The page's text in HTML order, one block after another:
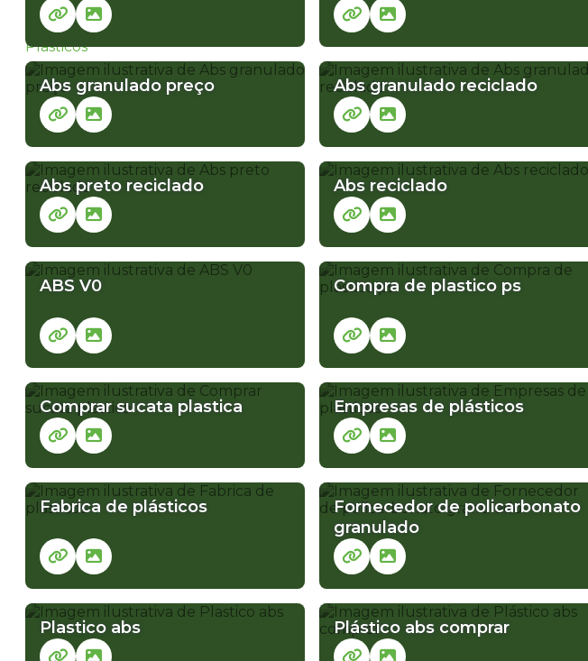
COMPRA DE POLIESTIRENO RECICLADO
FABRICA DE PLASTICO PP FABRICA DE PLÁSTICOS FORNECEDOR
GRANULADO DE ABS PLASTICO ABS PLÁSTICO ABS COMPRAR
PLASTICO PS PREÇO PLASTICO PS RECICLADO
PP GRANULADO PARA INJEÇÃO PP GRANULADO PREÇO PP GRANULADO
Abs granulado preço Abs granulado reciclado
Abs preto reciclado Abs reciclado
ABS V0 Compra de plastico ps
Comprar sucata plastica Empresas de plásticos
Fabrica de plásticos
Fornecedor de policarbonato
granulado
Plastico abs Plástico abs comprar